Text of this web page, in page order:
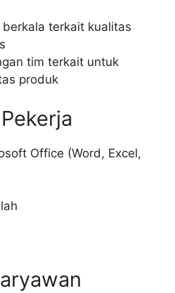
terkait kualitas
tim terkait untuk
produk
Office (Word, Excel,